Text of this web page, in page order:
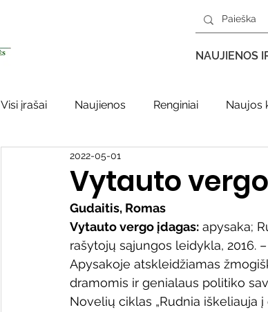
NAUJIENOS
Visi įrašai Naujienos Renginiai Naujos
Kraštotyros darbai
Sidabrinės bitės Garbės ženklas
Vinco Krėvės-Mickevičiaus literatūr
Vytauto
2022-05-01
Gudaitis, Romas
Vytauto vergo įdagas: apysaka;
rašytojų sąjungos leidykla, 2016. –
Apysakoje atskleidžiamas
dramomis ir genialaus politiko
Novelių ciklas „Rudnia iškeliauja